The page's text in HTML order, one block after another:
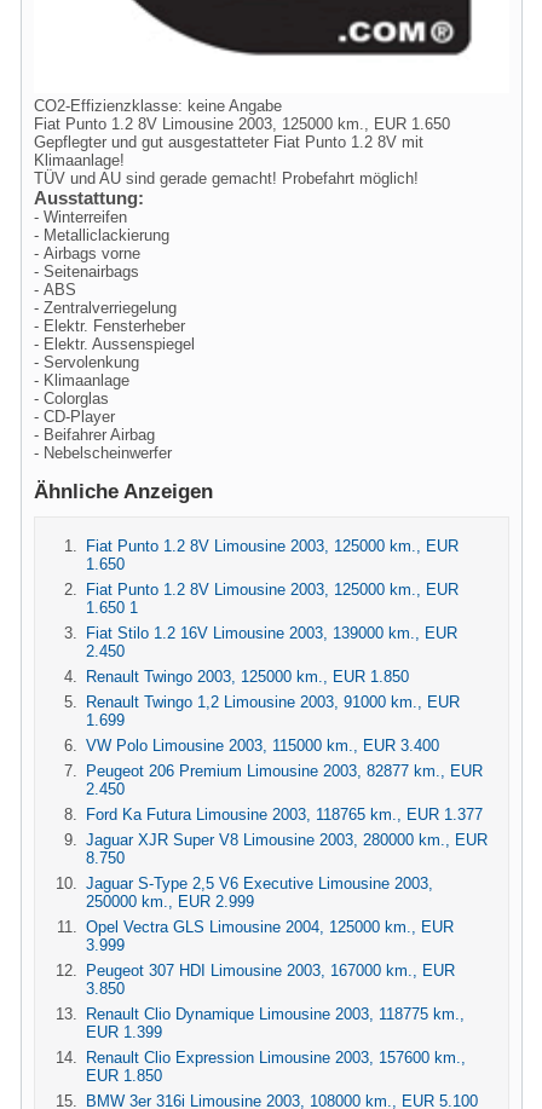
CO2-Effizienzklasse: keine Angabe
Fiat Punto 1.2 8V Limousine 2003, 125000 km., EUR 1.650
Gepflegter und gut ausgestatteter Fiat Punto 1.2 8V mit
Klimaanlage!
TÜV und AU sind gerade gemacht! Probefahrt möglich!
Ausstattung:
- Winterreifen
- Metalliclackierung
- Airbags vorne
- Seitenairbags
- ABS
- Zentralverriegelung
- Elektr. Fensterheber
- Elektr. Aussenspiegel
- Servolenkung
- Klimaanlage
- Colorglas
- CD-Player
- Beifahrer Airbag
- Nebelscheinwerfer
Ähnliche Anzeigen
Fiat Punto 1.2 8V Limousine 2003, 125000 km., EUR
1.650
Fiat Punto 1.2 8V Limousine 2003, 125000 km., EUR
1.650 1
Fiat Stilo 1.2 16V Limousine 2003, 139000 km., EUR
2.450
Renault Twingo 2003, 125000 km., EUR 1.850
Renault Twingo 1,2 Limousine 2003, 91000 km., EUR
1.699
VW Polo Limousine 2003, 115000 km., EUR 3.400
Peugeot 206 Premium Limousine 2003, 82877 km., EUR
2.450
Ford Ka Futura Limousine 2003, 118765 km., EUR 1.377
Jaguar XJR Super V8 Limousine 2003, 280000 km., EUR
8.750
Jaguar S-Type 2,5 V6 Executive Limousine 2003,
250000 km., EUR 2.999
Opel Vectra GLS Limousine 2004, 125000 km., EUR
3.999
Peugeot 307 HDI Limousine 2003, 167000 km., EUR
3.850
Renault Clio Dynamique Limousine 2003, 118775 km.,
EUR 1.399
Renault Clio Expression Limousine 2003, 157600 km.,
EUR 1.850
BMW 3er 316i Limousine 2003, 108000 km., EUR 5.100